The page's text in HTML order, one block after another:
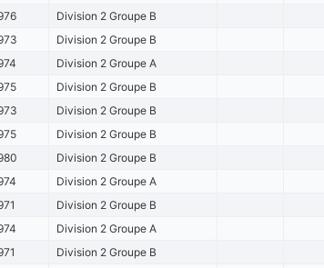
Division 2 Groupe B
Division 2 Groupe B
Division 2 Groupe A
Division 2 Groupe B
Division 2 Groupe B
Division 2 Groupe B
Division 2 Groupe B
Division 2 Groupe A
Division 2 Groupe B
Division 2 Groupe A
Division 2 Groupe B